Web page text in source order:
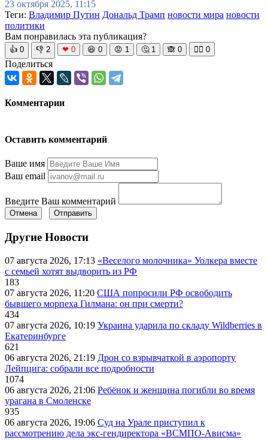
23 октября 2025, 11:15
Теги: Владимир Путин Дональд Трамп новости мира новости
политики
Вам понравилась эта публикация?
👍 0 👎 2 ❤ 0 😆 0 😡 1 🤔 1 🙈 0 🧘‍♀️ 0
Поделиться
Комментарии
Оставить комментарий
Ваше имя
Ваш email
Введите Ваш комментарий
Отмена Отправить
Другие Новости
07 августа 2026, 17:13 «Веселого молочника» Уолкера вместе
с семьей хотят выдворить из РФ
183
07 августа 2026, 11:20 США попросили РФ освободить
бывшего морпеха Гилмана: он при смерти?
434
07 августа 2026, 10:19 Украина ударила по складу Wildberries в
Екатеринбурге
621
06 августа 2026, 21:19 Дрон со взрывчаткой в аэропорту
Лейпцига: собрали все подробности
1074
06 августа 2026, 21:06 Ребёнок и женщина погибли во время
урагана в Смоленске
935
06 августа 2026, 19:06 Суд на Урале приступил к
рассмотрению дела экс-гендиректора «ВСМПО-Ависма»